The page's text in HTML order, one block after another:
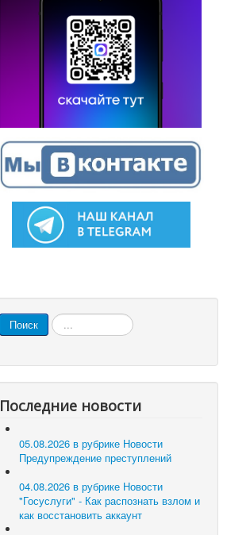
Поиск Искать...
Последние новости
05.08.2026 в рубрике Новости
Предупреждение преступлений
04.08.2026 в рубрике Новости
"Госуслуги" - Как распознать взлом и
как восстановить аккаунт